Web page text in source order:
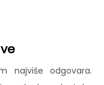
najviše odgovara.